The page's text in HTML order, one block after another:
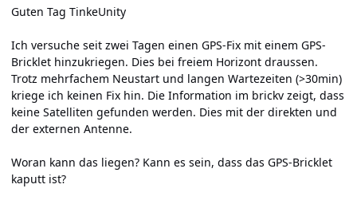
Guten Tag TinkeUnity
Ich versuche seit zwei Tagen einen GPS-Fix mit einem GPS-
Bricklet hinzukriegen. Dies bei freiem Horizont draussen.
Trotz mehrfachem Neustart und langen Wartezeiten (>30min)
kriege ich keinen Fix hin. Die Information im brickv zeigt, dass
keine Satelliten gefunden werden. Dies mit der direkten und
der externen Antenne.
Woran kann das liegen? Kann es sein, dass das GPS-Bricklet
kaputt ist?